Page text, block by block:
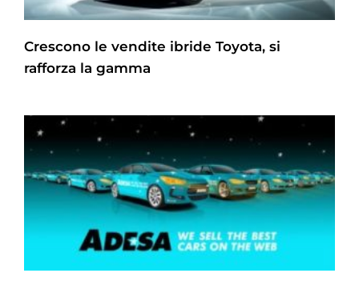
Crescono le vendite ibride Toyota, si
rafforza la gamma